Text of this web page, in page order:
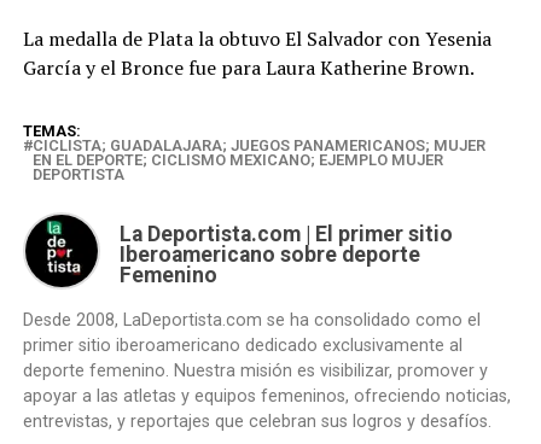
La medalla de Plata la obtuvo El Salvador con Yesenia
García y el Bronce fue para Laura Katherine Brown.
TEMAS:
CICLISTA; GUADALAJARA; JUEGOS PANAMERICANOS; MUJER
EN EL DEPORTE; CICLISMO MEXICANO; EJEMPLO MUJER
DEPORTISTA
La Deportista.com | El primer sitio
Iberoamericano sobre deporte
Femenino
Desde 2008, LaDeportista.com se ha consolidado como el
primer sitio iberoamericano dedicado exclusivamente al
deporte femenino. Nuestra misión es visibilizar, promover y
apoyar a las atletas y equipos femeninos, ofreciendo noticias,
entrevistas, y reportajes que celebran sus logros y desafíos.